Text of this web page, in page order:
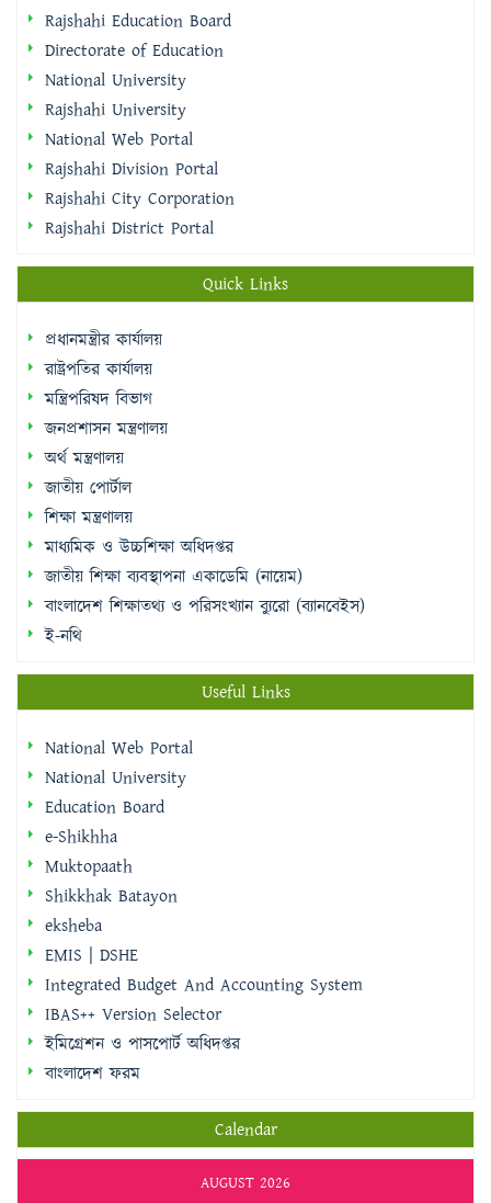
Rajshahi Education Board
Directorate of Education
National University
Rajshahi University
National Web Portal
Rajshahi Division Portal
Rajshahi City Corporation
Rajshahi District Portal
Quick Links
প্রধানমন্ত্রীর কার্যালয়
রাষ্ট্রপতির কার্যালয়
মন্ত্রিপরিষদ বিভাগ
জনপ্রশাসন মন্ত্রণালয়
অর্থ মন্ত্রণালয়
জাতীয় পোর্টাল
শিক্ষা মন্ত্রণালয়
মাধ্যমিক ও উচ্চশিক্ষা অধিদপ্তর
জাতীয় শিক্ষা ব্যবস্থাপনা একাডেমি (নায়েম)
বাংলাদেশ শিক্ষাতথ্য ও পরিসংখ্যান ব্যুরো (ব্যানবেইস)
ই-নথি
Useful Links
National Web Portal
National University
Education Board
e-Shikhha
Muktopaath
Shikkhak Batayon
eksheba
EMIS | DSHE
Integrated Budget And Accounting System
IBAS++ Version Selector
ইমিগ্রেশন ও পাসপোর্ট অধিদপ্তর
বাংলাদেশ ফরম
Calendar
AUGUST 2026